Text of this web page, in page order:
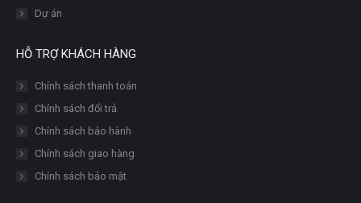
Dự án
HỖ TRỢ KHÁCH HÀNG
Chính sách thanh toán
Chính sách đổi trả
Chính sách bảo hành
Chính sách giao hàng
Chính sách bảo mật